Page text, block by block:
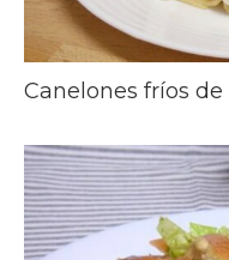
Canelones fríos de